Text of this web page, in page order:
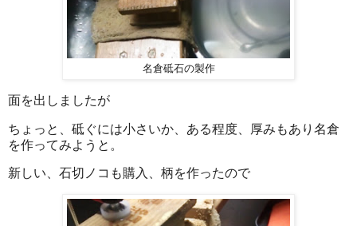
名倉砥石の製作
面を出しましたが
ちょっと、砥ぐには小さいか、ある程度、厚みもあり名倉
を作ってみようと。
新しい、石切ノコも購入、柄を作ったので